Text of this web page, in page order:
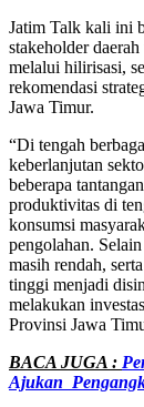
Jatim Talk kali ini
stakeholder
melalui hilirisasi,
rekomendasi
Jawa Timur.
“Di tengah
keberlanjutan
beberapa
produktivitas di
konsumsi
pengolahan.
masih rendah,
tinggi menjadi
melakukan
Provinsi Jawa
BACA JUGA :
Ajukan